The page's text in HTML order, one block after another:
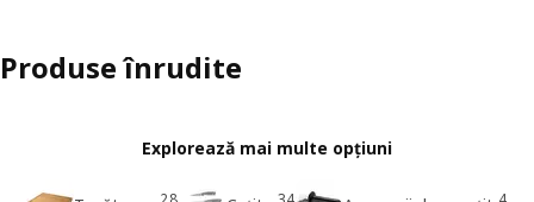
Produse înrudite
Explorează mai multe opțiuni